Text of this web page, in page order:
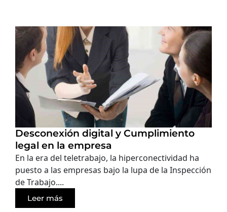
Desconexión digital y Cumplimiento
legal en la empresa
En la era del teletrabajo, la hiperconectividad ha
puesto a las empresas bajo la lupa de la Inspección
de Trabajo....
Leer más